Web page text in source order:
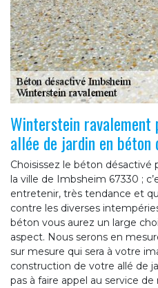
Winterstein ravalement
allée de jardin en béton
Choisissez le béton désactivé
la ville de Imbsheim 67330 ;
entretenir, très tendance et
contre les diverses
béton vous aurez un large
aspect. Nous serons en
sur mesure qui sera à votre
construction de votre allé de
pas à faire appel au service